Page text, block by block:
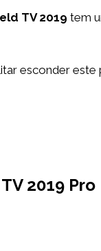
TV 2019 tem
esconder este
2019 Pro